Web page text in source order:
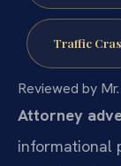
Traffic
Reviewed by
Attorney
informational